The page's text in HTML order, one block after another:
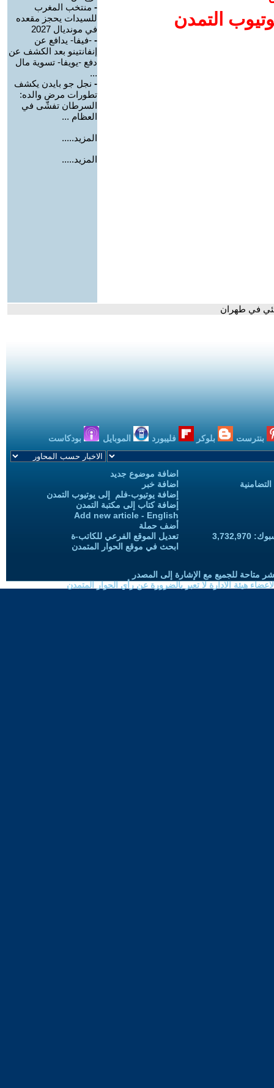
التمدن
- منتخب المغرب
للسيدات يحجز مقعده
في مونديال 2027
- -فيفا- يدافع عن
إنفانتينو بعد الكشف عن
دفع -يويفا- تسوية مال
...
- نجل جو بايدن يكشف
تطورات مرض والده:
السرطان تفشّى في
العظام ...
المزيد.....
المزيد.....
في طهران
بنترست بلوكر فليبورد الموبايل بودكاست
اضافة موضوع جديد
اضافة خبر
إضافة يوتيوب-فلم إلى يوتيوب التمدن
إضافة كتاب إلى مكتبة التمدن
Add new article - English
أضف حملة
تعديل الموقع الفرعي للكاتب-ة
ابحث في موقع الحوار المتمدن
متاحة للجميع مع الإشارة إلى المصدر
هيئة الادارة لا تعبر بالضرورة عن رأي الحوار المتمدن